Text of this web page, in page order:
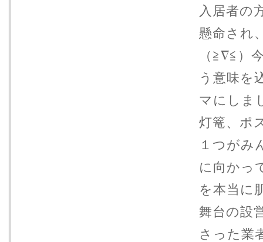
入居者の
懸命され
（≧∇≦）
う意味を
マにしま
灯篭、ポ
１つがみ
に向かっ
を本当に
舞台の設
さった業